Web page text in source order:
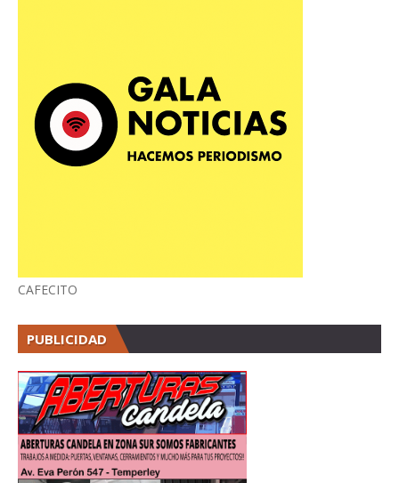
CAFECITO
PUBLICIDAD